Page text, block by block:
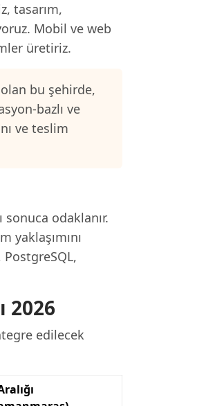
tasarım,
Mobil ve web
üretiriz.
bu şehirde,
bazlı ve
ve teslim
odaklanır.
yaklaşımını
2026
edilecek